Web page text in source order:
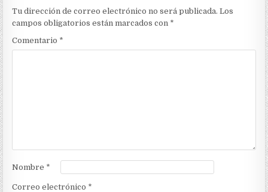
Tu dirección de correo electrónico no será publicada. Los
campos obligatorios están marcados con *
Comentario *
Nombre *
Correo electrónico *